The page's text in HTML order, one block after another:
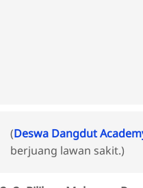
(Deswa Dangdut
berjuang lawan sakit.)